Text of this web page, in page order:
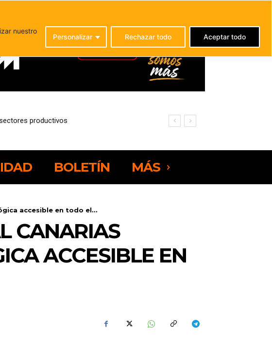
nuestro
Personalizar Rechazar todo Aceptar todo
productivos
BOLETÍN MÁS
accesible en todo el...
CANARIAS
ACCESIBLE EN